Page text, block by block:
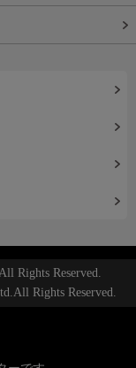
Rights Reserved.
Rights Reserved.